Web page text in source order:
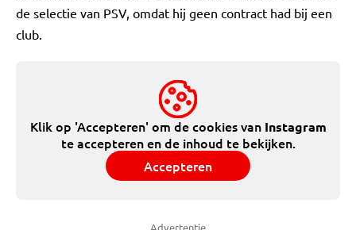
de selectie van PSV, omdat hij geen contract had bij een
club.
Klik op 'Accepteren' om de cookies van Instagram
te accepteren en de inhoud te bekijken.
Accepteren
Advertentie